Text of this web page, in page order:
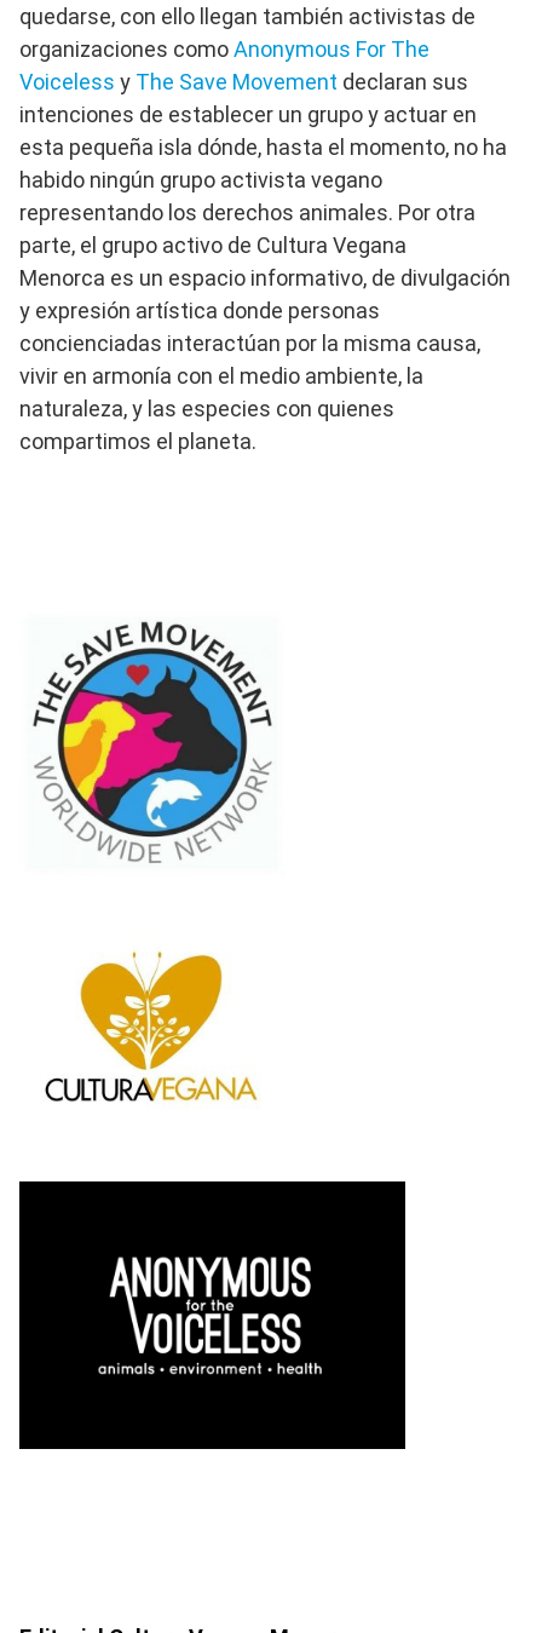
quedarse, con ello llegan también activistas de
organizaciones comoAnonymous For The
Voiceless y The Save Movement declaran sus
intenciones de establecer un grupo y actuar en
esta pequeña isla dónde, hasta el momento, no ha
habido ningún grupo activista vegano
representando los derechos animales. Por otra
parte, el grupo activo de Cultura Vegana
Menorca es un espacio informativo, de divulgación
y expresión artística donde personas
concienciadas interactúan por la misma causa,
vivir en armonía con el medio ambiente, la
naturaleza, y las especies con quienes
compartimos el planeta.